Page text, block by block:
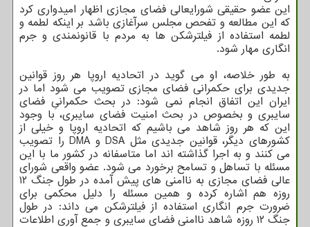
این عضو حقیقی شورایعالی فضای مجازی اظهار امیدواری کرد
که این مطالعه و تفحص مجلس سرآغازی باشد بر اینکه لطمه و
لطمه استفاده از فیلترشکن ها به مردم با قانونمندی و جرم
انگاری مهار شود.
به طور خلاصه، او می گوید در اتحادیه اروپا هر روز قوانین
جدیدی برای حکمرانی فضای مجازی تصویب می شود اما در
ایران این اتفاق انجام نمی شود: در بحث حکمرانیِ فضای
سایبری و بخصوص در بحث امنیت فضای سایبری، با وجود
این که هر روز شاهد می باشیم که اتحادیه اروپا و خیلی از
کشورهای دیگر، قوانین جدیدی مثل DSA و DMA را تصویب
می کنند و به اجرا گذاشته اند اما متاسفانه در کشور ما با این
مسئله با تساهل و تسامح برخورد می شود. عضو واقعی شورای
عالی فضای مجازی به ناامنی های پیش آمده در طول جنگ ۱۲
روزه هم اشاره کرده و همین مسئله را دلیل محکمی برای
ضرورت جرم انگاری استفاده از فیلترشکن می داند: در طول
جنگ ۱۲ روزه شاهد ناامنی فضای سایبری و جمع آوری اطلاعات